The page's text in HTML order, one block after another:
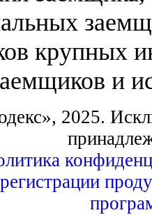
крупных
и
2025.